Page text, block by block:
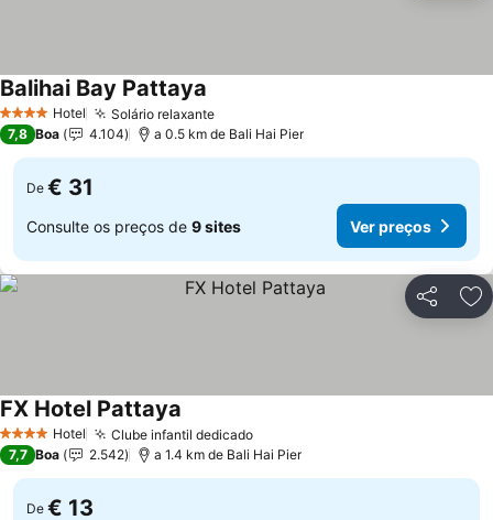
4 EstrelasHotel Solário relaxanteVer preços
Balihai Bay Pattaya
7,8 Boa 4.104 a 0.5 km de Bali Hai Pier
De € 31
Consulte os preços de 9 sites Ver preços
Partilhar
4 EstrelasHotel Clube infantil dedicadoVer preços
FX Hotel Pattaya
7,7 Boa 2.542 a 1.4 km de Bali Hai Pier
De € 13